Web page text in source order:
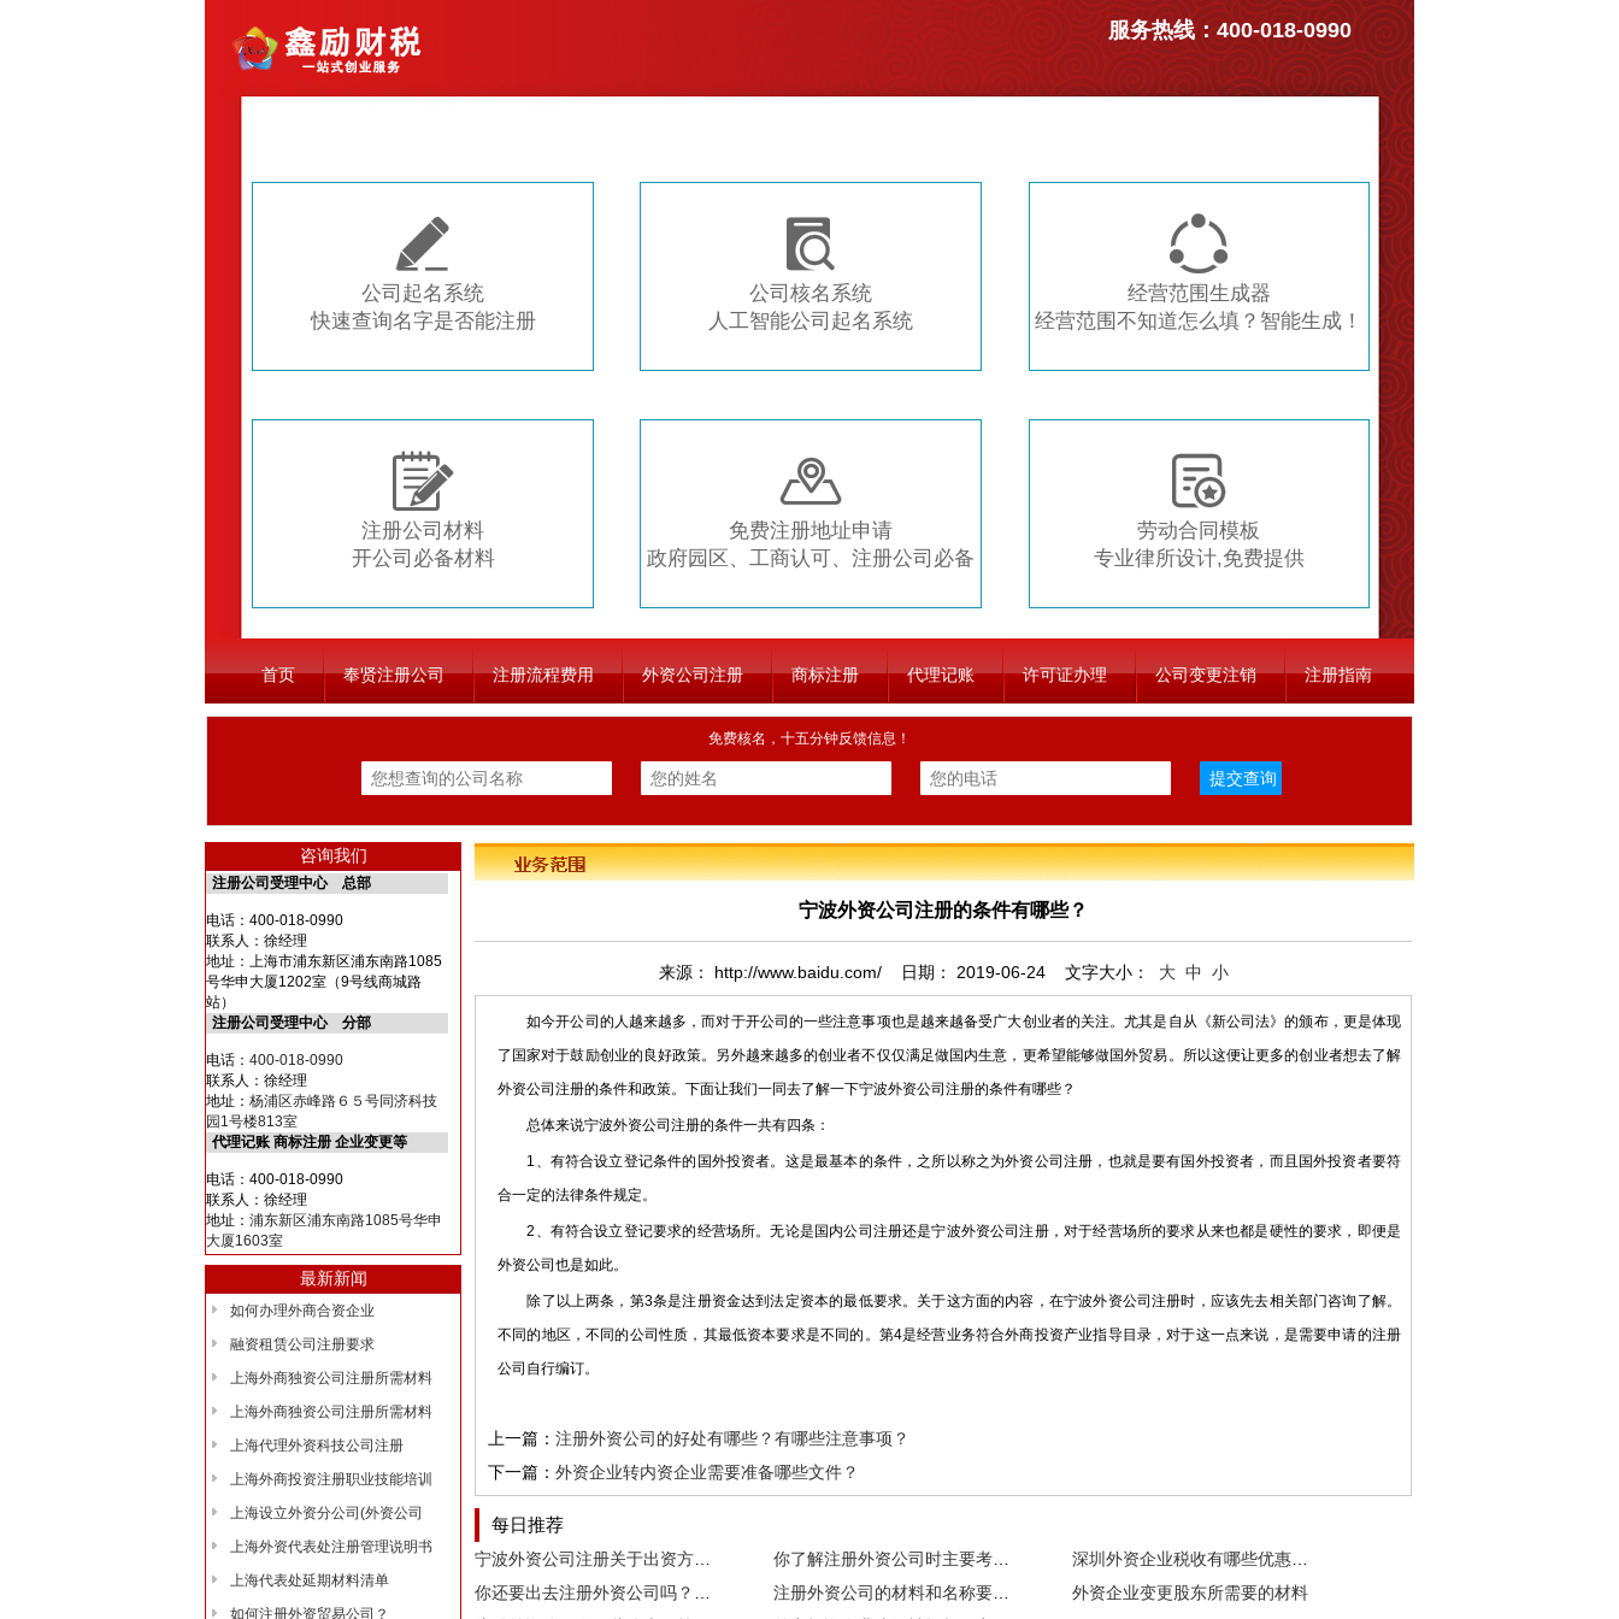

公司起名系统
快速查询名字是否能注册

公司核名系统
人工智能公司起名系统

经营范围生成器
经营范围不知道怎么填？智能生成！

注册公司材料
开公司必备材料

免费注册地址申请
政府园区、工商认可、注册公司必备

劳动合同模板
专业律所设计,免费提供
服务热线：400-018-0990
首页 奉贤注册公司 注册流程费用 外资公司注册 商标注册 代理记账 许可证办理 公司变更注销 注册指南
免费核名，十五分钟反馈信息！
咨询我们
注册公司受理中心 总部
电话： 400-018-0990
联系人：徐经理
地址：上海市浦东新区浦东南路1085
号华申大厦1202室（9号线商城路
站）
注册公司受理中心 分部
电话： 400-018-0990
联系人：徐经理
地址： 杨浦区赤峰路６５号同济科技
园1号楼813室
代理记账 商标注册 企业变更等
电话：400-018-0990
联系人：徐经理
地址： 浦东新区浦东南路1085号华申
大厦1603室
最新新闻
如何办理外商合资企业
融资租赁公司注册要求
上海外商独资公司注册所需材料
上海外商独资公司注册所需材料
上海代理外资科技公司注册
上海外商投资注册职业技能培训
上海设立外资分公司(外资公司
上海外资代表处注册管理说明书
上海代表处延期材料清单
如何注册外资贸易公司？
宁波外资公司注册的条件有哪些？
来源： http://www.baidu.com/日期： 2019-06-24文字大小： 大 中 小
如今开公司的人越来越多，而对于开公司的一些注意事项也是越来越备受广大创业者的关注。尤其是自从《新公司法》的颁布，更是体现
了国家对于鼓励创业的良好政策。另外越来越多的创业者不仅仅满足做国内生意，更希望能够做国外贸易。所以这便让更多的创业者想去了解
外资公司注册的条件和政策。下面让我们一同去了解一下宁波外资公司注册的条件有哪些？
总体来说宁波外资公司注册的条件一共有四条：
1、有符合设立登记条件的国外投资者。这是最基本的条件，之所以称之为外资公司注册，也就是要有国外投资者，而且国外投资者要符
合一定的法律条件规定。
2、有符合设立登记要求的经营场所。无论是国内公司注册还是宁波外资公司注册，对于经营场所的要求从来也都是硬性的要求，即便是
外资公司也是如此。
除了以上两条，第3条是注册资金达到法定资本的最低要求。关于这方面的内容，在宁波外资公司注册时，应该先去相关部门咨询了解。
不同的地区，不同的公司性质，其最低资本要求是不同的。第4是经营业务符合外商投资产业指导目录，对于这一点来说，是需要申请的注册
公司自行编订。
上一篇： 注册外资公司的好处有哪些？有哪些注意事项？
下一篇： 外资企业转内资企业需要准备哪些文件？
每日推荐
外资企业变更股东所需要的材料